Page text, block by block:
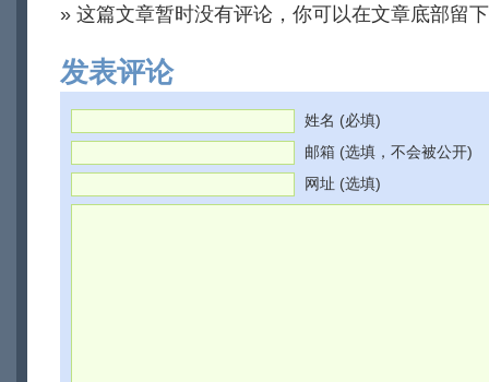
» 这篇文章暂时没有评论，你可以在文章底部留
发表评论
姓名 (必填)
邮箱 (选填，不会被公开)
网址 (选填)